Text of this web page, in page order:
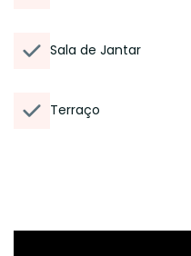
Sala de Jantar
Terraço